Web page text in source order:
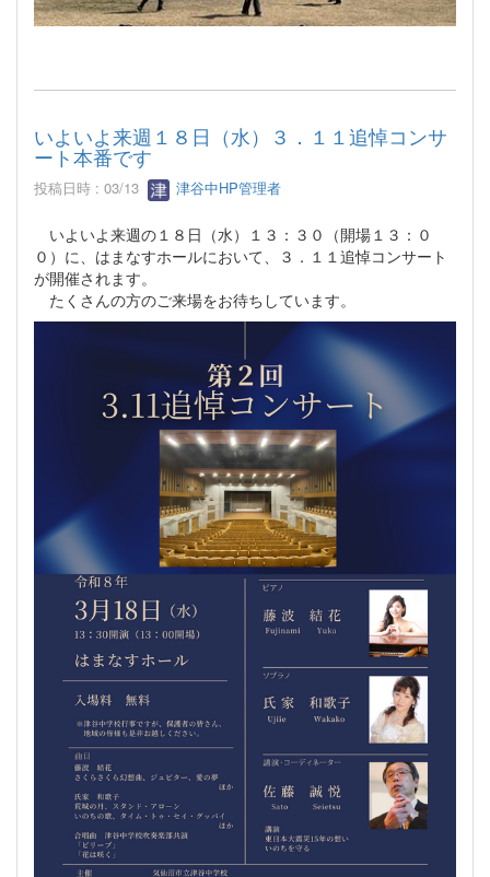
いよいよ来週１８日（水）３．１１追悼コンサ
ート本番です
投稿日時 : 03/13 津谷中HP管理者
いよいよ来週の１８日（水）１３：３０（開場１３：０
０）に、はまなすホールにおいて、３．１１追悼コンサート
が開催されます。
たくさんの方のご来場をお待ちしています。